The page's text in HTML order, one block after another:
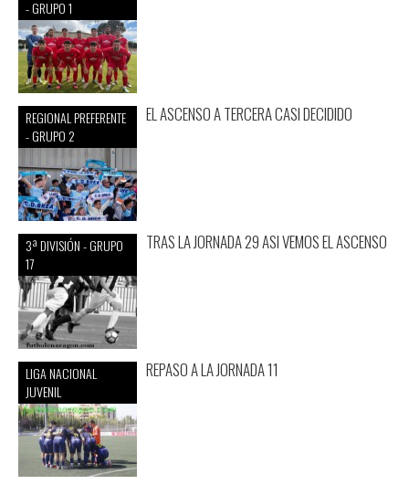
- GRUPO 1
REGIONAL PREFERENTE
- GRUPO 2
EL ASCENSO A TERCERA CASI DECIDIDO
3ª DIVISIÓN - GRUPO
17
TRAS LA JORNADA 29 ASI VEMOS EL ASCENSO
LIGA NACIONAL
JUVENIL
REPASO A LA JORNADA 11